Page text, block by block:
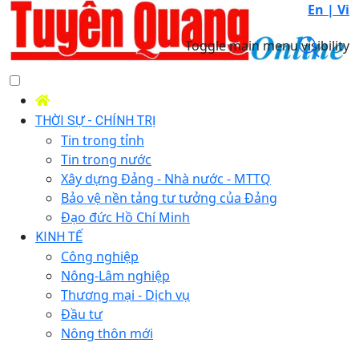
En | Vi
Toggle main menu visibility
THỜI SỰ - CHÍNH TRỊ
Tin trong tỉnh
Tin trong nước
Xây dựng Đảng - Nhà nước - MTTQ
Bảo vệ nền tảng tư tưởng của Đảng
Đạo đức Hồ Chí Minh
KINH TẾ
Công nghiệp
Nông-Lâm nghiệp
Thương mại - Dịch vụ
Đầu tư
Nông thôn mới